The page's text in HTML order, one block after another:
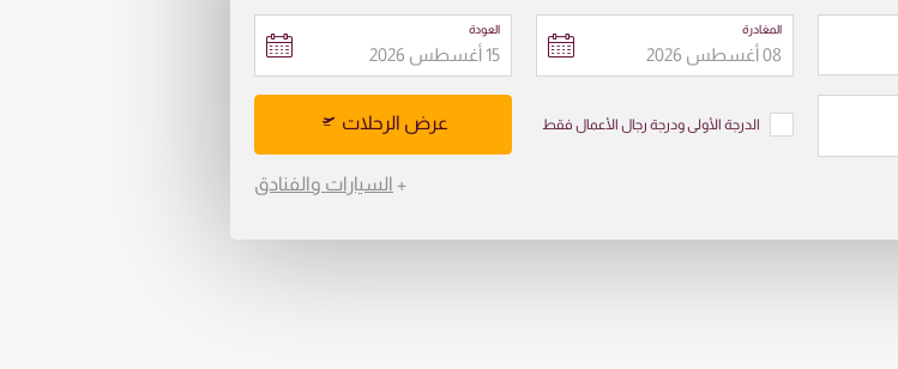
المغادرة العودة
الدرجة الأولى ودرجة رجال الأعمال فقط عرض الرحلات
+ السيارات والفنادق